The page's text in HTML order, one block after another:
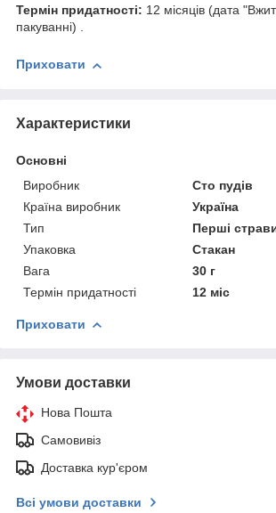
Термін придатності: 12 місяців (дата
пакуванні) .
Приховати
Характеристики
Основні
Виробник
Сто пудів
Країна виробник
Україна
Тип
Перші
Упаковка
Стакан
Вага
30 г
Термін придатності
12 міс
Приховати
Умови доставки
Нова Пошта
Самовивіз
Доставка кур'єром
Всі умови доставки